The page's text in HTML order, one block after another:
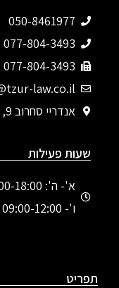
050-8461977
077-804-3493‬
077-804-3493
law.co.il
אנדריי סחרוב 9, קומה 8 , חיפה 3190501
שעות פעילות
א'- ה': 09:00-18:00
ו'- 09:00-12:00
תפריט